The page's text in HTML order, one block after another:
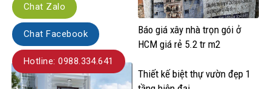
Báo giá xây nhà trọn gói ở
HCM giá rẻ 5.2 tr m2
Thiết kế biệt thự vườn đẹp 1
Chat Zalo
Chat Facebook
Hotline: 0988.334.641